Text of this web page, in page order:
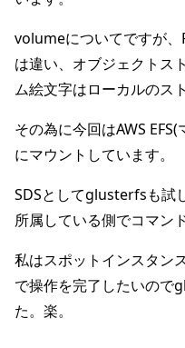
volumeについてですが
は違い、オブジェクトス
ム絵文字はローカルのス
その為に今回はAWS
にマウントしています。
SDSとしてglusterfsも試
所属している側でコマン
私はスポットインスタン
で操作を完了したいので
た。楽。